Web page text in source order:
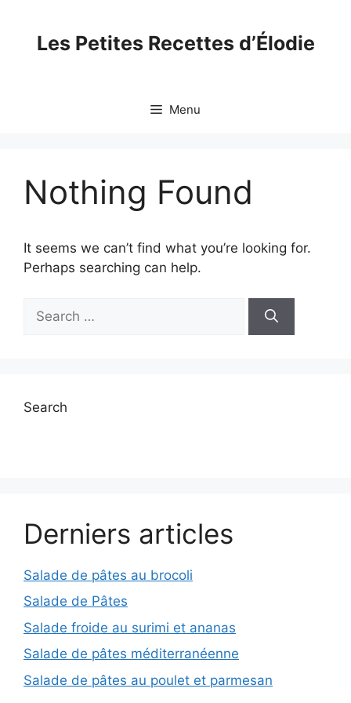
contentLes Petites Recettes d’Élodie
Menu
Nothing Found
It seems we can’t find what you’re looking for.
Perhaps searching can help.
for:
Search
Derniers articles
Salade de pâtes au brocoli
Salade de Pâtes
Salade froide au surimi et ananas
Salade de pâtes méditerranéenne
Salade de pâtes au poulet et parmesan